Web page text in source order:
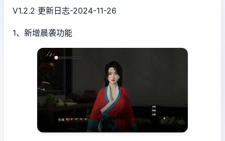
V1.2.2 更新日志-2024-11-26
1、新增晨袭功能